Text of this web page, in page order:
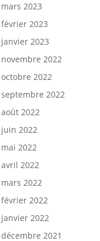
mars 2023
février 2023
janvier 2023
novembre 2022
octobre 2022
septembre 2022
août 2022
juin 2022
mai 2022
avril 2022
mars 2022
février 2022
janvier 2022
décembre 2021